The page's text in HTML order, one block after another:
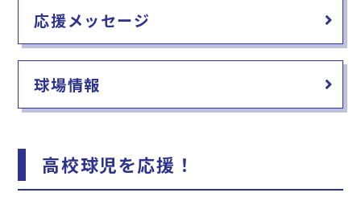
応援メッセージ
球場情報
高校球児を応援！